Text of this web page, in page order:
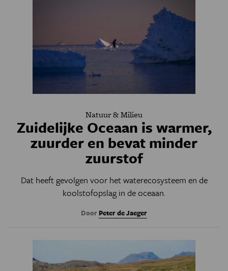
Natuur & Milieu
Zuidelijke Oceaan is warmer,
zuurder en bevat minder
zuurstof
Dat heeft gevolgen voor het waterecosysteem en de
koolstofopslag in de oceaan.
Door Peter de Jaeger